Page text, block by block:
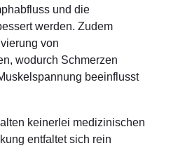
und die
werden. Zudem
von
wodurch Schmerzen
beeinflusst
keinerlei medizinischen
entfaltet sich rein